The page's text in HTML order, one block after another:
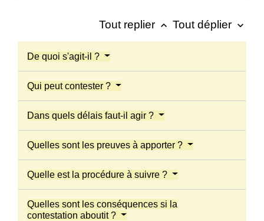
Tout replier keyboard_arrow_up Tout déplier keyboard_arrow_down
De quoi s'agit-il ?
Qui peut contester ?
Dans quels délais faut-il agir ?
Quelles sont les preuves à apporter ?
Quelle est la procédure à suivre ?
Quelles sont les conséquences si la
contestation aboutit ?